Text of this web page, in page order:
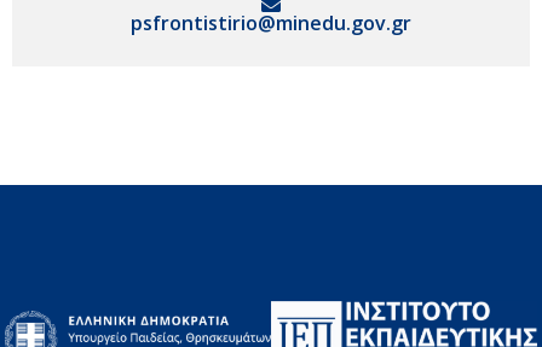
psfrontistirio@minedu.gov.gr